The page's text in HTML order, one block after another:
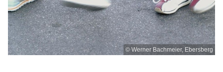
© Werner Bachmeier, Ebersberg